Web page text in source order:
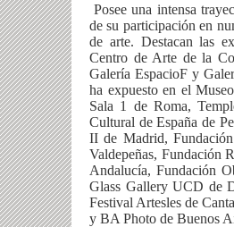
Posee una intensa
de su participación en
de arte. Destacan las
Centro de Arte de la
Galería EspacioF y
ha expuesto en el
Sala 1 de Roma,
Cultural de España de
II de Madrid,
Valdepeñas, Fundación
Andalucía, Fundación
Glass Gallery UCD de
Festival Artesles de
y BA Photo de Buenos